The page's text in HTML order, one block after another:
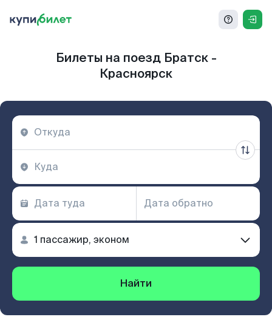
Билеты на поезд Братск -
Красноярск
Найти